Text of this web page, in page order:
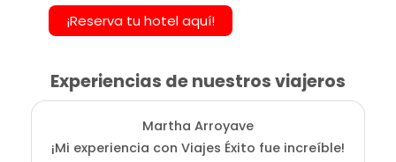
¡Reserva tu hotel aquí!
Experiencias de nuestros viajeros
Martha Arroyave
¡Mi experiencia con Viajes Éxito fue increíble!